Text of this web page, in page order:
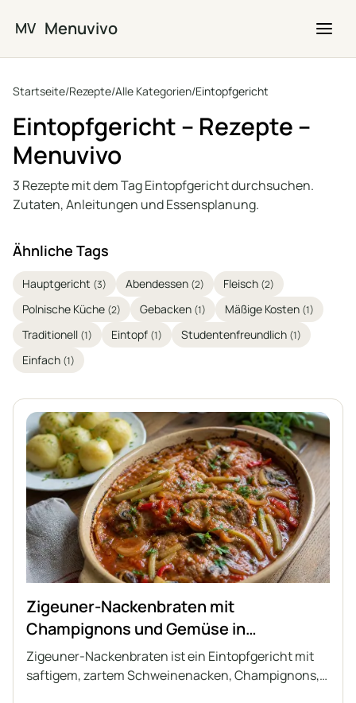
MV Menuvivo
Startseite/Rezepte/Alle Kategorien/Eintopfgericht
Eintopfgericht – Rezepte –
Menuvivo
3 Rezepte mit dem Tag Eintopfgericht durchsuchen.
Zutaten, Anleitungen und Essensplanung.
Ähnliche Tags
Hauptgericht (3) Abendessen (2) Fleisch (2)
Polnische Küche (2) Gebacken (1) Mäßige Kosten (1)
Traditionell (1) Eintopf (1) Studentenfreundlich (1)
Einfach (1)
Zigeuner-Nackenbraten mit
Champignons und Gemüse in
Tomatensauce
Zigeuner-Nackenbraten ist ein Eintopfgericht mit
saftigem, zartem Schweinenacken, Champignons,